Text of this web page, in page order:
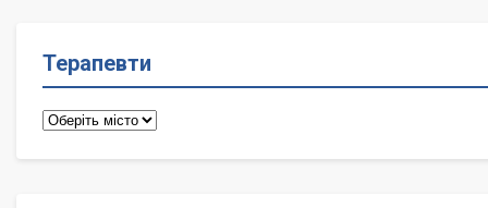
Терапевти
Терапевти